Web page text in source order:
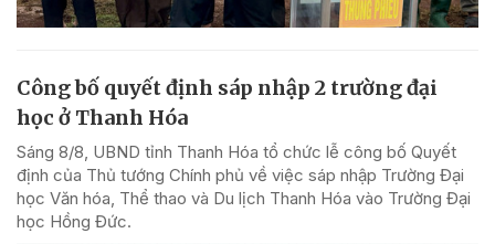
Công bố quyết định sáp nhập 2 trường đại
học ở Thanh Hóa
Sáng 8/8, UBND tỉnh Thanh Hóa tổ chức lễ công bố Quyết
định của Thủ tướng Chính phủ về việc sáp nhập Trường Đại
học Văn hóa, Thể thao và Du lịch Thanh Hóa vào Trường Đại
học Hồng Đức.